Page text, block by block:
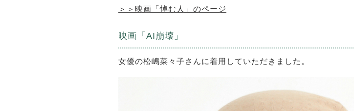
＞＞映画「悼む人」のページ
映画「AI崩壊」
女優の松嶋菜々子さんに着用していただきました。